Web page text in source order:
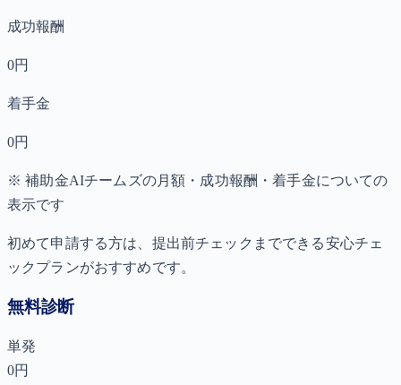
成功報酬
0円
着手金
0円
※ 補助金AIチームズの月額・成功報酬・着手金についての
表示です
初めて申請する方は、提出前チェックまでできる安心チェ
ックプランがおすすめです。
無料診断
単発
0円